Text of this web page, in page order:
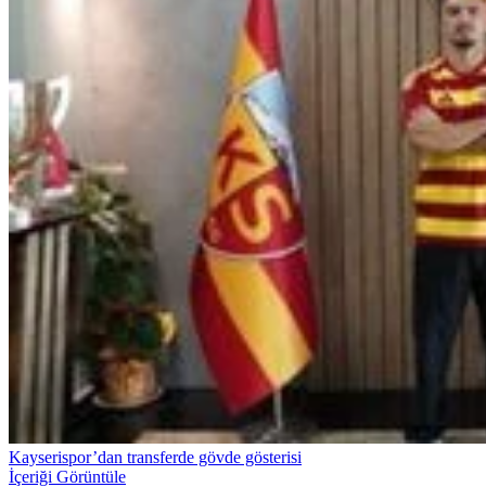
Kayserispor’dan transferde gövde gösterisi
İçeriği Görüntüle